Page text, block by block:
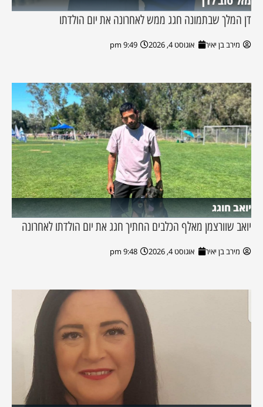
דן המלך שבתמונה חגג ממש לאחרונה את יום הולדתו
מירב בן יאיר אוגוסט 4, 2026 9:49 pm
יואב חוגג
יואב שוורצמן מאלף הכלבים החתיך חגג את יום הולדתו לאחרונה
מירב בן יאיר אוגוסט 4, 2026 9:48 pm